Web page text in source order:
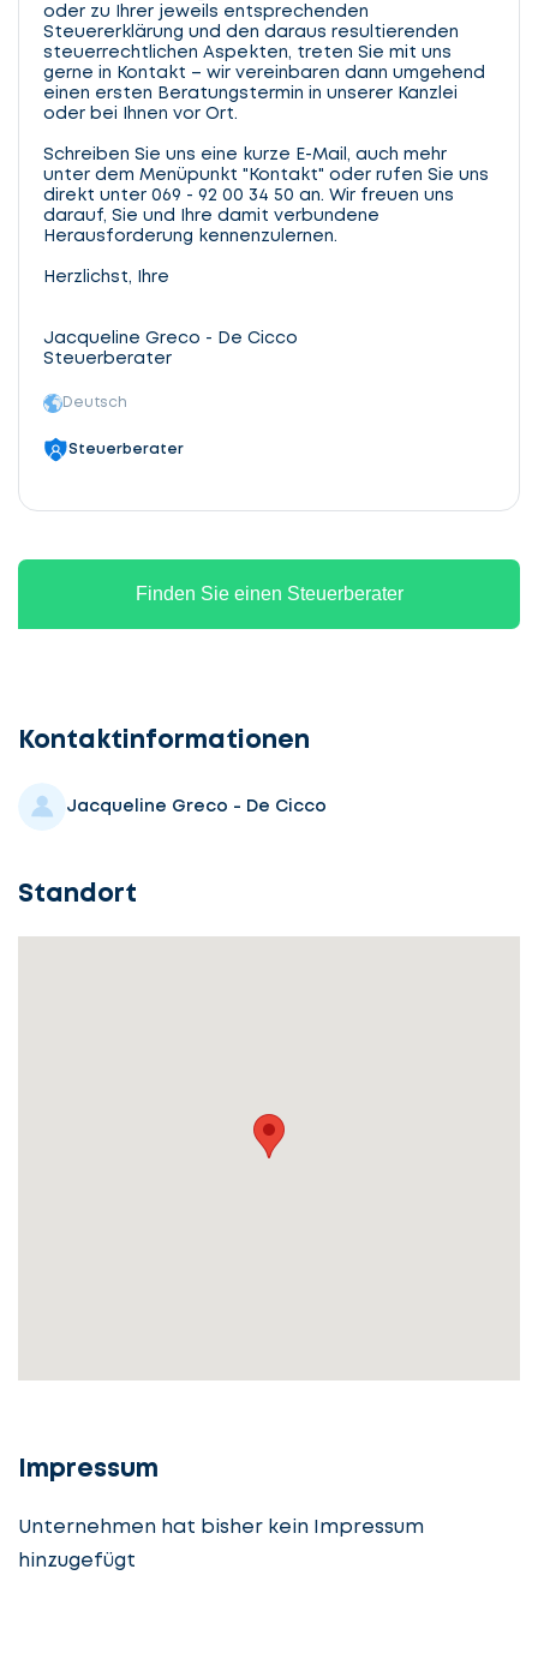
oder zu Ihrer jeweils entsprechenden
Steuererklärung und den daraus resultierenden
steuerrechtlichen Aspekten, treten Sie mit uns
gerne in Kontakt – wir vereinbaren dann umgehend
einen ersten Beratungstermin in unserer Kanzlei
oder bei Ihnen vor Ort.
Schreiben Sie uns eine kurze E-Mail, auch mehr
unter dem Menüpunkt "Kontakt" oder rufen Sie uns
direkt unter 069 - 92 00 34 50 an. Wir freuen uns
darauf, Sie und Ihre damit verbundene
Herausforderung kennenzulernen.
Herzlichst, Ihre
Jacqueline Greco - De Cicco
Steuerberater
Deutsch
Steuerberater
Finden Sie einen Steuerberater
Kontaktinformationen
Jacqueline Greco - De Cicco
Standort
Impressum
Unternehmen hat bisher kein Impressum
hinzugefügtSteuerberatung